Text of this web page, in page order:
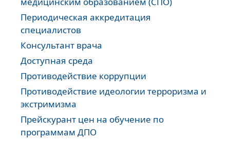
Периодическая аккредитация
специалистов
Консультант врача
Доступная среда
Противодействие коррупции
Противодействие идеологии терроризма и
экстримизма
Прейскурант цен на обучение по
программам ДПО